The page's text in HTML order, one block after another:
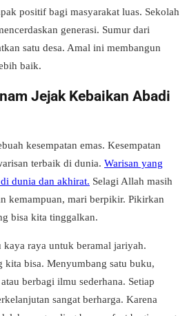
positif bagi masyarakat luas. Sekolah
generasi. Sumur dari
satu desa. Amal ini membangun
baik.
Jejak Kebaikan Abadi
kesempatan emas. Kesempatan
terbaik di dunia. Warisan yang
dunia dan akhirat. Selagi Allah masih
kemampuan, mari berpikir. Pikirkan
bisa kita tinggalkan.
raya untuk beramal jariyah.
kita bisa. Menyumbang satu buku,
berbagi ilmu sederhana. Setiap
sangat berharga. Karena